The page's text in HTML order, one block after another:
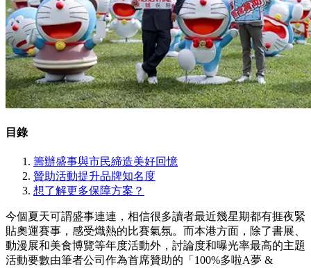
目錄
籌辦盛事與市民締造美好回憶
贊助活動提升品牌知名度
想了解更多保障方案？
今個夏天可謂盛事連連，相信很多讀者最近幾星期都有捱夜緊
貼奧運賽事，感受熾熱的比賽氣氛。而本港方面，除了書展、
動漫展和美食博覽等年度活動外，討論度和曝光率最高的主題
活動要數由筆者公司作為首席贊助的「100%多啦A夢 &